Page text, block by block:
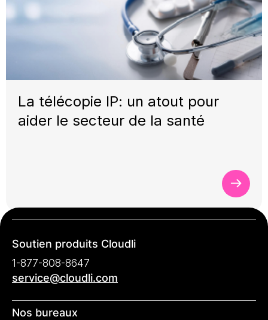
La télécopie IP: un atout pour
aider le secteur de la santé
Soutien produits Cloudli
1-877-808-8647
service@cloudli.com
Nos bureaux